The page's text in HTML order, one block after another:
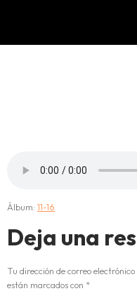
Álbum: 11-16
Deja una
Tu dirección de correo electrónico
están marcados con *